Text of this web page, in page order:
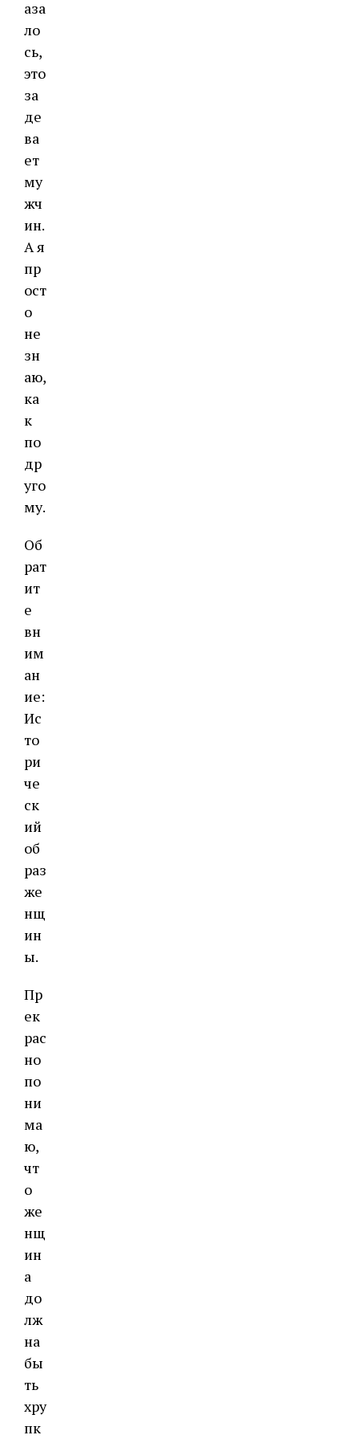
аза
ло
сь,
это
за
де
ва
ет
му
жч
ин.
А я
пр
ост
о
не
зн
аю,
ка
к
по
др
уго
му.
Об
рат
ит
е
вн
им
ан
ие:
Ис
то
ри
че
ск
ий
об
раз
же
нщ
ин
ы.
Пр
ек
рас
но
по
ни
ма
ю,
чт
о
же
нщ
ин
а
до
лж
на
бы
ть
хру
пк